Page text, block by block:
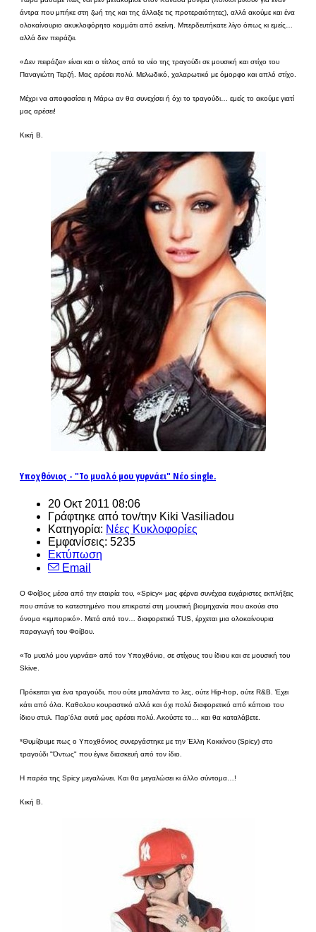
άντρα που μπήκε στη ζωή της και της άλλαξε τις προτεραιότητες), αλλά ακούμε και ένα
ολοκαίνουριο ακυκλοφόρητο κομμάτι από εκείνη. Μπερδευτήκατε λίγο όπως κι εμείς…
αλλά δεν πειράζει.
«Δεν πειράζει» είναι και ο τίτλος από το νέο της τραγούδι σε μουσική και στίχο του
Παναγιώτη Τερζή. Μας αρέσει πολύ. Μελωδικό, χαλαρωτικό με όμορφο και απλό στίχο.
Μέχρι να αποφασίσει η Μάρω αν θα συνεχίσει ή όχι το τραγούδι… εμείς το ακούμε γιατί
μας αρέσει!
Κική Β.
Υποχθόνιος - "Το μυαλό μου γυρνάει" Νέο single.
20 Οκτ 2011 08:06
Γράφτηκε από τον/την Kiki Vasiliadou
Κατηγορία: Νέες Κυκλοφορίες
Εμφανίσεις: 5235
Εκτύπωση
Email
Ο Φοίβος μέσα από την εταιρία του, «Spicy» μας φέρνει συνέχεια ευχάριστες εκπλήξεις
που σπάνε το κατεστημένο που επικρατεί στη μουσική βιομηχανία που ακούει στο
όνομα «εμπορικό». Μετά από τον… διαφορετικό TUS, έρχεται μια ολοκαίνουρια
παραγωγή του Φοίβου.
«Το μυαλό μου γυρνάει» από τον Υποχθόνιο, σε στίχους του ίδιου και σε μουσική του
Skive.
Πρόκειται για ένα τραγούδι, που ούτε μπαλάντα το λες, ούτε Hip-hop, ούτε R&B. Έχει
κάτι από όλα. Καθολου κουραστικό αλλά και όχι πολύ διαφορετικό από κάποιο του
ίδιου στυλ. Παρ'όλα αυτά μας αρέσει πολύ. Ακούστε το… και θα καταλάβετε.
*Θυμίζουμε πως ο Υποχθόνιος συνεργάστηκε με την Έλλη Κοκκίνου (Spicy) στο
τραγούδι "Όντως" που έγινε διασκευή από τον ίδιο.
Η παρέα της Spicy μεγαλώνει. Και θα μεγαλώσει κι άλλο σύντομα…!
Κική Β.